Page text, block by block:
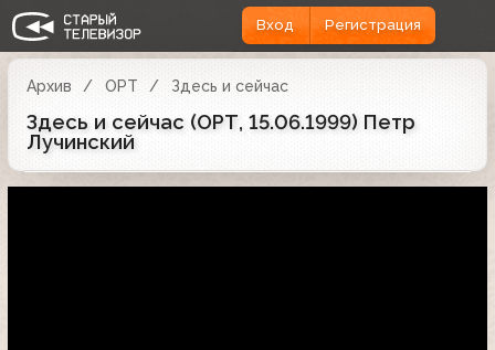
Вход Регистрация
Архив ОРТ Здесь и сейчас
Здесь и сейчас (ОРТ, 15.06.1999) Петр
Лучинский